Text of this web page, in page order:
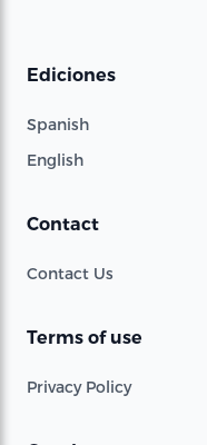
Ediciones
Spanish
English
Contact
Contact Us
Terms of use
Privacy Policy